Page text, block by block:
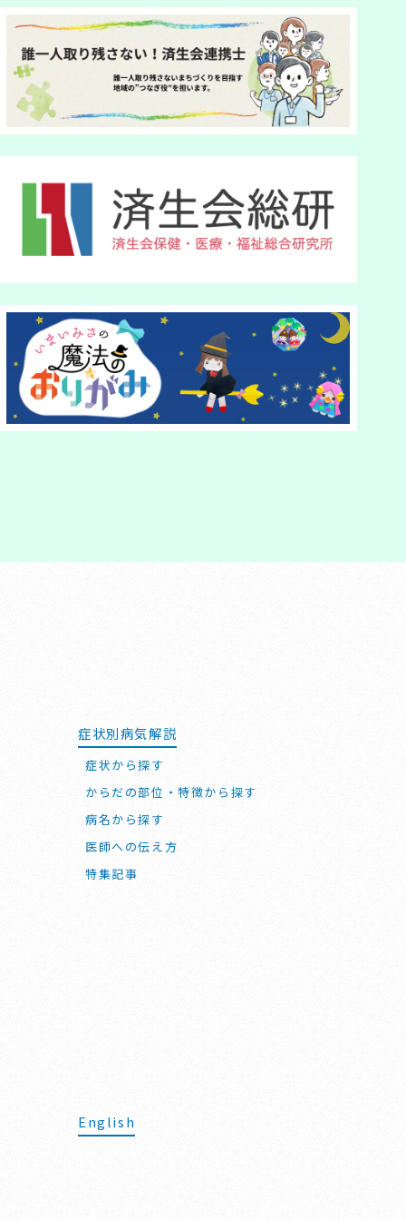
症状別病気解説
症状から探す
からだの部位・特徴から探す
病名から探す
医師への伝え方
特集記事
English